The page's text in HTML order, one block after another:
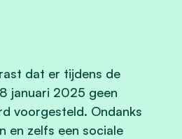
dat er tijdens de
januari 2025 geen
voorgesteld. Ondanks
en zelfs een sociale